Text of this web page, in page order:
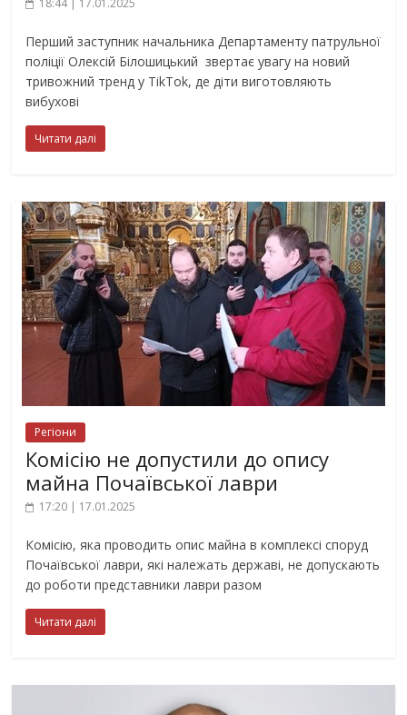
18:44 | 17.01.2025
Перший заступник начальника Департаменту патрульної
поліції Олексій Білошицький звертає увагу на новий
тривожний тренд у TikTok, де діти виготовляють
вибухові
Читати далі
Регіони
Комісію не допустили до опису
майна Почаївської лаври
17:20 | 17.01.2025
Комісію, яка проводить опис майна в комплексі споруд
Почаївської лаври, які належать державі, не допускають
до роботи представники лаври разом
Читати далі